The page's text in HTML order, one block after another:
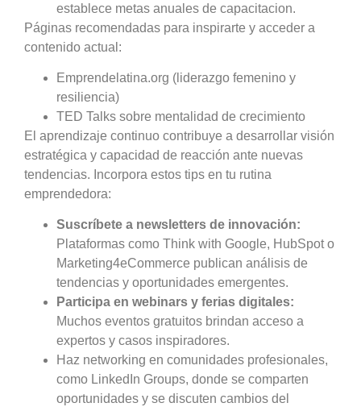
establece metas anuales de capacitacion.
Páginas recomendadas para inspirarte y acceder a
contenido actual:
Emprendelatina.org (liderazgo femenino y
resiliencia)
TED Talks sobre mentalidad de crecimiento
El aprendizaje continuo contribuye a desarrollar visión
estratégica y capacidad de reacción ante nuevas
tendencias. Incorpora estos tips en tu rutina
emprendedora:
Suscríbete a newsletters de innovación:
Plataformas como Think with Google, HubSpot o
Marketing4eCommerce publican análisis de
tendencias y oportunidades emergentes.
Participa en webinars y ferias digitales:
Muchos eventos gratuitos brindan acceso a
expertos y casos inspiradores.
Haz networking en comunidades profesionales,
como LinkedIn Groups, donde se comparten
oportunidades y se discuten cambios del